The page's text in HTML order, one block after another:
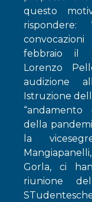
questo
febbraio il
Lorenzo
audizione
Istruzione
della
la
Gorla, ci
riunione